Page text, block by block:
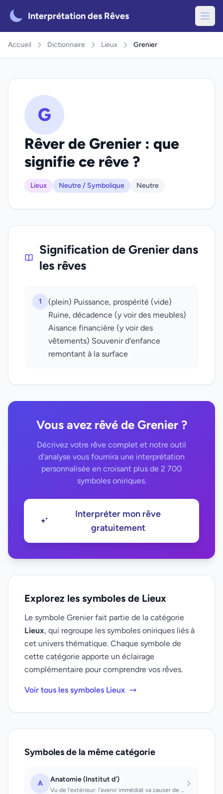
Interprétation des Rêves
Accueil Dictionnaire Lieux Grenier
G
Rêver de Grenier : que
signifie ce rêve ?
Lieux Neutre / Symbolique Neutre
Signification de Grenier dans
les rêves
1
(plein) Puissance, prospérité (vide)
Ruine, décadence (y voir des meubles)
Aisance financière (y voir des
vêtements) Souvenir d'enfance
remontant à la surface
Vous avez rêvé de Grenier ?
Décrivez votre rêve complet et notre outil
d'analyse vous fournira une interprétation
personnalisée en croisant plus de 2 700
symboles oniriques.
Interpréter mon rêve
gratuitement
Explorez les symboles de Lieux
Le symbole Grenier fait partie de la catégorie
Lieux, qui regroupe les symboles oniriques liés à
cet univers thématique. Chaque symbole de
cette catégorie apporte un éclairage
complémentaire pour comprendre vos rêves.
Voir tous les symboles Lieux
Symboles de la même catégorie
A Anatomie (Institut d')
Vu de l'extérieur: l'avenir immédiat va causer de l'affliction.